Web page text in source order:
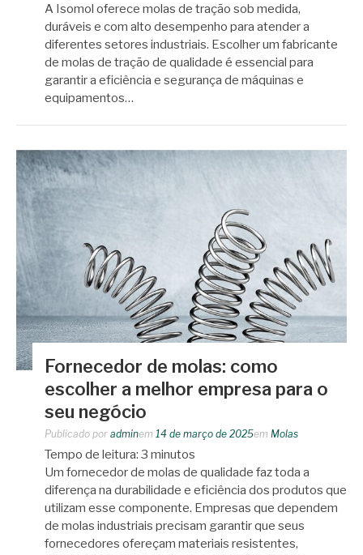
A Isomol oferece molas de tração sob medida,
duráveis e com alto desempenho para atender a
diferentes setores industriais. Escolher um fabricante
de molas de tração de qualidade é essencial para
garantir a eficiência e segurança de máquinas e
equipamentos…
Fornecedor de molas: como
escolher a melhor empresa para o
seu negócio
Publicado por adminem 14 de março de 2025em Molas
Tempo de leitura: 3 minutos
Um fornecedor de molas de qualidade faz toda a
diferença na durabilidade e eficiência dos produtos que
utilizam esse componente. Empresas que dependem
de molas industriais precisam garantir que seus
fornecedores ofereçam materiais resistentes,